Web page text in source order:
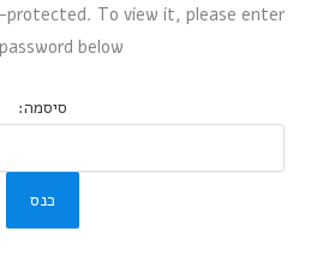
protected. To view it, please enter
below.
סיסמה: